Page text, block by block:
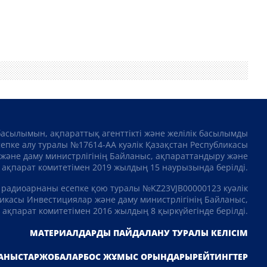
ақпараттық агенттікті және желілік басылымды
алу туралы №17614-АА куәлік Қазақстан Республикасы
даму министрлігінің Байланыс, ақпараттандыру және
ақпарат комитетімен 2019 жылдың 15 наурызында берілді.
есепке қою туралы №KZ23VJB00000123 куәлік
Инвестициялар және даму министрлігінің Байланыс,
комитетімен 2016 жылдың 8 қыркүйегінде берілді.
МАТЕРИАЛДАРДЫ ПАЙДАЛАНУ ТУРАЛЫ КЕЛІСІМ
ЖОБАЛАРБОС ЖҰМЫС ОРЫНДАРЫРЕЙТИНГТЕР